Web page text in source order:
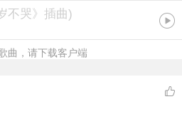
不哭》插曲)
曲，请下载客户端